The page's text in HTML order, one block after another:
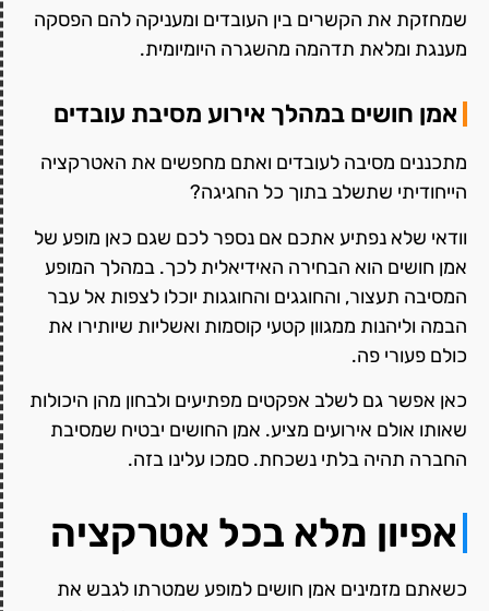
שמחזקת את הקשרים בין העובדים ומעניקה להם הפסקה
מענגת ומלאת תדהמה מהשגרה היומיומית.
אמן חושים במהלך אירוע מסיבת עובדים
מתכננים מסיבה לעובדים ואתם מחפשים את האטרקציה
הייחודיתי שתשלב בתוך כל החגיגה?
וודאי שלא נפתיע אתכם אם נספר לכם שגם כאן מופע של
אמן חושים הוא הבחירה האידיאלית לכך. במהלך המופע
המסיבה תעצור, והחוגגים והחוגגות יוכלו לצפות אל עבר
הבמה וליהנות ממגוון קטעי קוסמות ואשליות שיותירו את
כולם פעורי פה.
כאן אפשר גם לשלב אפקטים מפתיעים ולבחון מהן היכולות
שאותו אולם אירועים מציע. אמן החושים יבטיח שמסיבת
החברה תהיה בלתי נשכחת. סמכו עלינו בזה.
אפיון מלא בכל אטרקציה
כשאתם מזמינים אמן חושים למופע שמטרתו לגבש את